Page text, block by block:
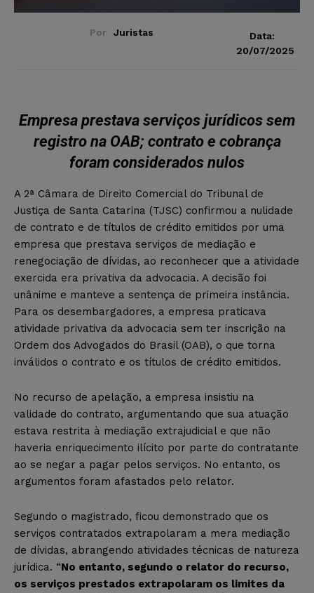
Por Juristas
Data:
20/07/2025
Empresa prestava serviços jurídicos sem
registro na OAB; contrato e cobrança
foram considerados nulos
A 2ª Câmara de Direito Comercial do Tribunal de
Justiça de Santa Catarina (TJSC) confirmou a nulidade
de contrato e de títulos de crédito emitidos por uma
empresa que prestava serviços de mediação e
renegociação de dívidas, ao reconhecer que a atividade
exercida era privativa da advocacia. A decisão foi
unânime e manteve a sentença de primeira instância.
Para os desembargadores, a empresa praticava
atividade privativa da advocacia sem ter inscrição na
Ordem dos Advogados do Brasil (OAB), o que torna
inválidos o contrato e os títulos de crédito emitidos.
No recurso de apelação, a empresa insistiu na
validade do contrato, argumentando que sua atuação
estava restrita à mediação extrajudicial e que não
haveria enriquecimento ilícito por parte do contratante
ao se negar a pagar pelos serviços. No entanto, os
argumentos foram afastados pelo relator.
Segundo o magistrado, ficou demonstrado que os
serviços contratados extrapolaram a mera mediação
de dívidas, abrangendo atividades técnicas de natureza
jurídica. “No entanto, segundo o relator do recurso,
os serviços prestados extrapolaram os limites da